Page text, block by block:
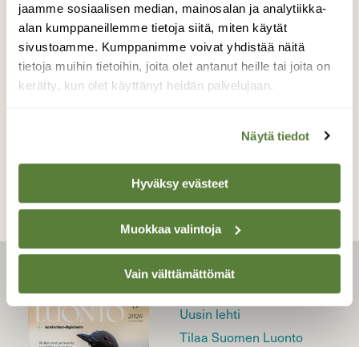
jaamme sosiaalisen median, mainosalan ja analytiikka-
alan kumppaneillemme tietoja siitä, miten käytät
sivustoamme. Kumppanimme voivat yhdistää näitä
tietoja muihin tietoihin, joita olet antanut heille tai joita on
kerätty, kun olet käyttänyt heidän palvelujaan.
Näytä tiedot
Hyväksy evästeet
Muokkaa valintoja
Vain välttämättömät
ja totinen torvensoittaja...
Valokuvaaja: Arja Valtonen, Mukkula Lahti
16.5.2025
TAKAISIN LISTAAN
LEHTI
Uusin lehti
Tilaa Suomen Luonto